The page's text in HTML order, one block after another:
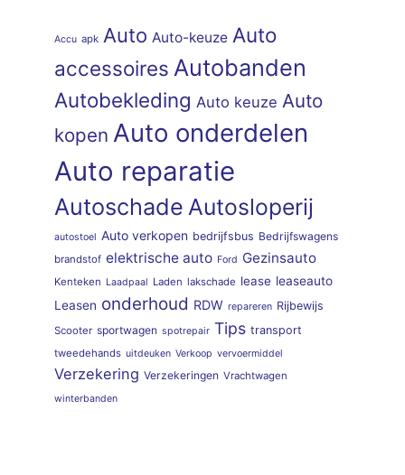
Accu apk Auto Auto-keuze Auto
accessoires Autobanden
Autobekleding Auto keuze Auto
kopen Auto onderdelen
Auto reparatie
Autoschade Autosloperij
autostoel Auto verkopen bedrijfsbus Bedrijfswagens
brandstof elektrische auto Ford Gezinsauto
Kenteken Laadpaal Laden lakschade lease leaseauto
Leasen onderhoud RDW repareren Rijbewijs
Scooter sportwagen spotrepair Tips transport
tweedehands uitdeuken Verkoop vervoermiddel
Verzekering Verzekeringen Vrachtwagen
winterbanden